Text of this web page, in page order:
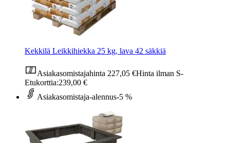
Kekkilä Leikkihiekka 25 kg, lava 42 säkkiä
Asiakasomistajahinta 227,05 €Hinta ilman S-
Etukorttia:239,00 €
Asiakasomistaja-alennus-5 %